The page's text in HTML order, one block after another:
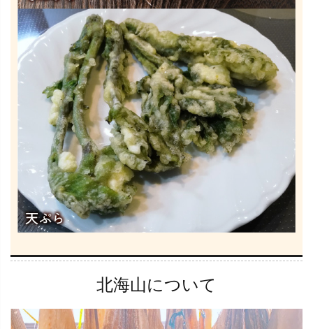
北海山について